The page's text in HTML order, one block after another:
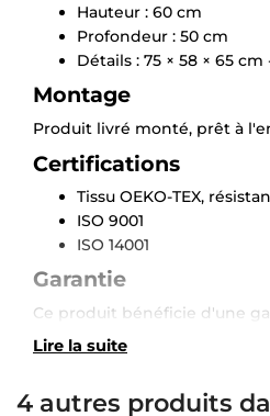
Hauteur : 60 cm
Profondeur : 50 cm
Détails : 75 × 58 × 65 cm
Montage
Produit livré monté, prêt à
Certifications
Tissu OEKO-TEX,
ISO 9001
ISO 14001
Garantie
Ce produit bénéficie d'une
Lire la suite
4 autres produits